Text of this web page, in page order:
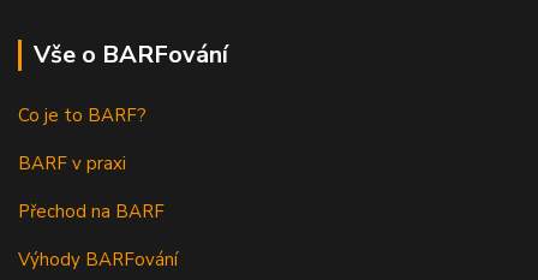
Vše o BARFování
Co je to BARF?
BARF v praxi
Přechod na BARF
Výhody BARFování